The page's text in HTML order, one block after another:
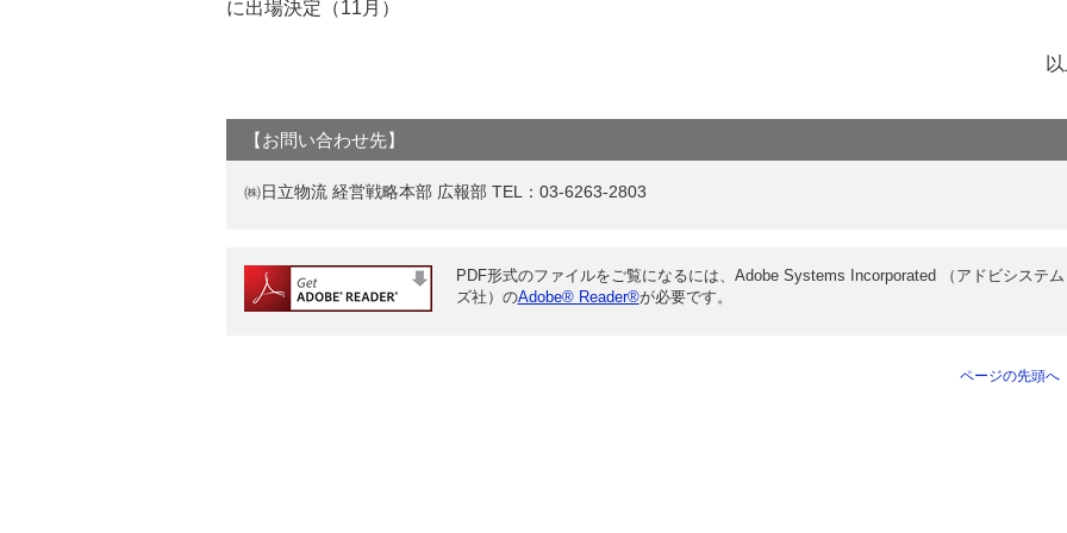
に出場決定（11月）
【お問い合わせ先】
㈱日立物流 経営戦略本部 広報部 TEL：03-6263-2803
PDF形式のファイルをご覧になるには、Adobe Systems Incorporated （アドビシステム
ズ社）のAdobe® Reader®が必要です。
ページの先頭へ